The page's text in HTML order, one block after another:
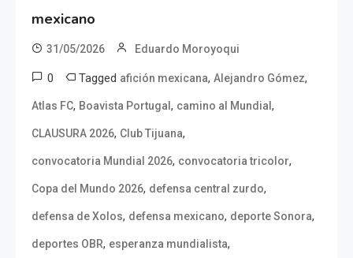
mexicano
31/05/2026 Eduardo Moroyoqui
0 Tagged afición mexicana, Alejandro Gómez,
Atlas FC, Boavista Portugal , camino al Mundial ,
CLAUSURA 2026, Club Tijuana,
convocatoria Mundial 2026, convocatoria tricolor,
Copa del Mundo 2026, defensa central zurdo,
defensa de Xolos, defensa mexicano, deporte Sonora,
deportes OBR, esperanza mundialista,